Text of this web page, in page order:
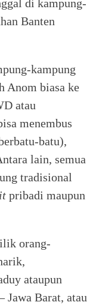
di kampung-
Banten
kampung
Anom biasa ke
atau
menembus
batu),
lain, semua
tradisional
pribadi maupun
orang-
ataupun
Jawa Barat, atau